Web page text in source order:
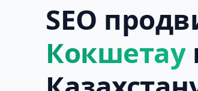
SEO
Кокшетау